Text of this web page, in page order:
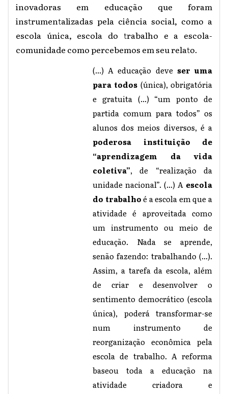
inovadoras em educação que foram
instrumentalizadas pela ciência social, como a
escola única, escola do trabalho e a escola-
comunidade como percebemos em seu relato.
(...) A educação deve ser uma
para todos (única), obrigatória
e gratuita (...) “um ponto de
partida comum para todos” os
alunos dos meios diversos, é a
poderosa instituição de
“aprendizagem da vida
coletiva”, de “realização da
unidade nacional”. (...) A escola
do trabalhoé a escola em que a
atividade é aproveitada como
um instrumento ou meio de
educação. Nada se aprende,
senão fazendo: trabalhando (...).
Assim, a tarefa da escola, além
de criar e desenvolver o
sentimento democrático (escola
única), poderá transformar-se
num instrumento de
reorganização econômica pela
escola de trabalho. A reforma
baseou toda a educação na
atividade criadora e